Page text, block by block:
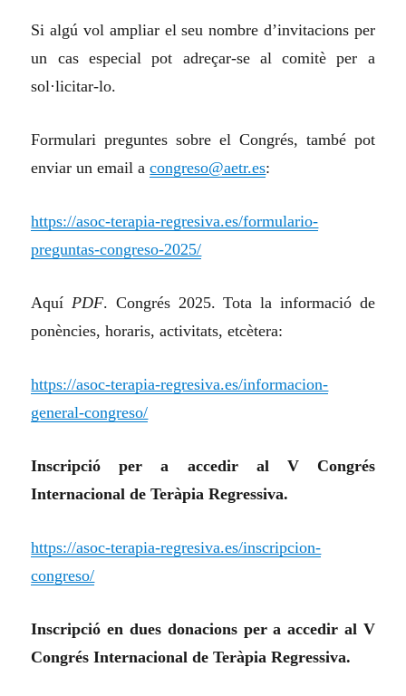
Si algú vol ampliar el seu nombre d’invitacions per
un cas especial pot adreçar-se al comitè per a
sol·licitar-lo.
Formulari preguntes sobre el Congrés, també pot
enviar un email acongreso@aetr.es:
https://asoc-terapia-regresiva.es/formulario-
preguntas-congreso-2025/
AquíPDF. Congrés 2025. Tota la informació de
ponències, horaris, activitats, etcètera:
https://asoc-terapia-regresiva.es/informacion-
general-congreso/
Inscripció per a accedir al V Congrés
Internacional de Teràpia Regressiva.
https://asoc-terapia-regresiva.es/inscripcion-
congreso/
Inscripció en dues donacions per a accedir al V
Congrés Internacional de Teràpia Regressiva.